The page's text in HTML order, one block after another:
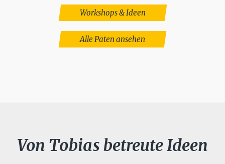
Workshops & Ideen
Alle Paten ansehen
Von Tobias betreute Ideen